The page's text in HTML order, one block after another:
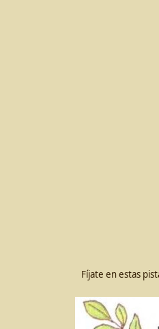
Fíjate en estas